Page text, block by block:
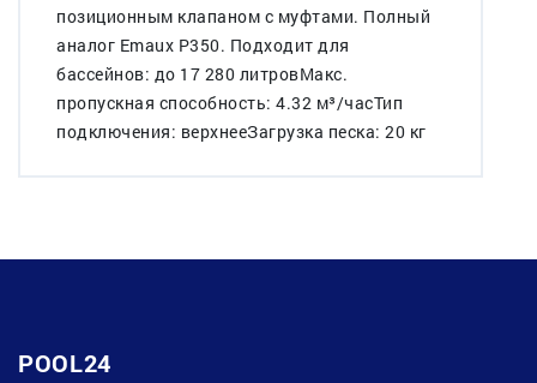
позиционным клапаном с муфтами. Полный
аналог Emaux P350. Подходит для
бассейнов: до 17 280 литровМакс.
пропускная способность: 4.32 м³/часТип
подключения: верхнееЗагрузка песка: 20 кг
POOL24